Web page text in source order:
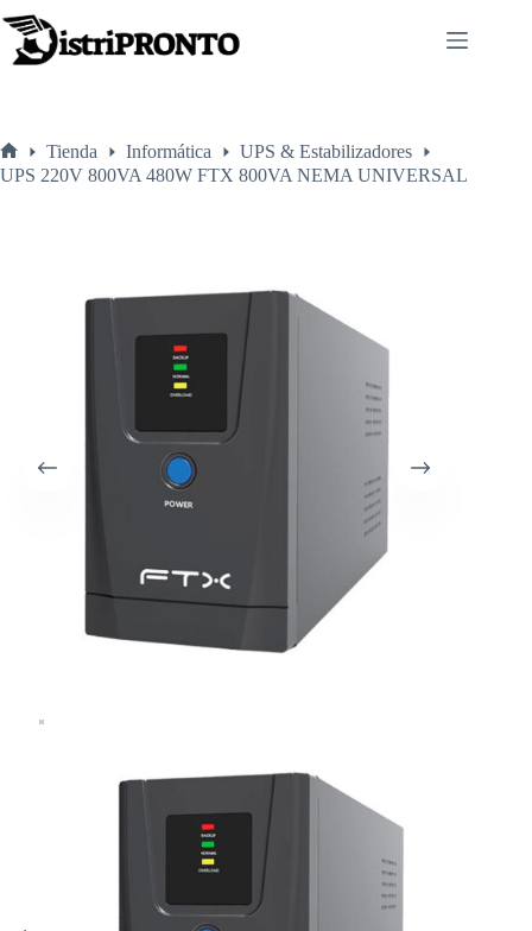
al
contenido
Inicio
Tienda Informática
UPS & Estabilizadores
UPS 220V 800VA 480W FTX 800VA NEMA UNIVERSAL